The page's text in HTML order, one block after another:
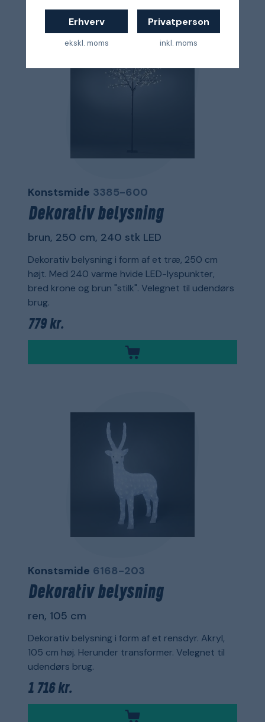
Erhverv
ekskl. moms
Privatperson
inkl. moms
Konstsmide 3385-600
Dekorativ belysning
brun, 250 cm, 240 stk LED
Dekorativ belysning i form af et træ, 250 cm
højt. Med 240 varme hvide LED-lyspunkter,
bred krone og brun "stilk". Velegnet til udendørs
brug.
779 kr.
Konstsmide 6168-203
Dekorativ belysning
ren, 105 cm
Dekorativ belysning i form af et rensdyr. Akryl,
105 cm høj. Herunder transformer. Velegnet til
udendørs brug.
1 716 kr.